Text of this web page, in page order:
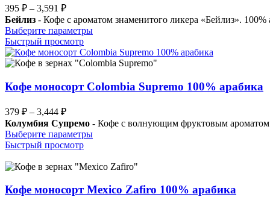
странице
товара.
395 ₽ – 3,591 ₽Диапазон
цен:
395 ₽
–
3,591 ₽
Бейлиз - Кофе с ароматом знаменитого ликера «Бейлиз». 100%
Выберите параметрыЭтот
имеет
несколько
Опции
можно
странице
товара.
Быстрый просмотр
Кофе моносорт Colombia Supremo 100% арабика
379 ₽ – 3,444 ₽Диапазон
цен:
379 ₽
–
Колумбия Супремо - Кофе с волнующим фруктовым ароматом.
Выберите параметрыЭтот
несколько
Опции
Быстрый просмотр
Кофе моносорт Mexico Zafiro 100% арабика